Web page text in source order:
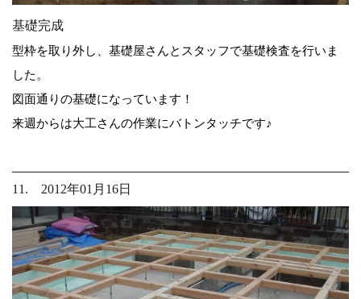
基礎完成
型枠を取り外し、基礎屋さんとスタッフで基礎検査を行いま
した。
図面通りの基礎になっています！
来週からは大工さんの作業にバトンタッチです♪
11. 2012年01月16日